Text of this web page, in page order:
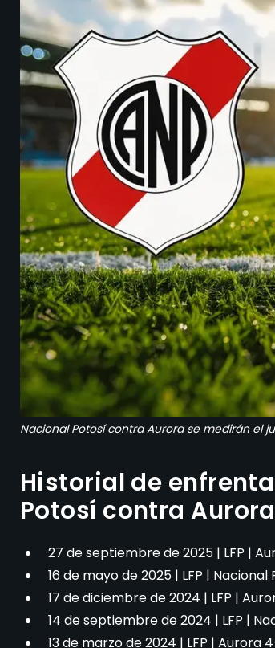
Nacional Potosí contra Aurora se medirán el
Historial de
Potosí contra Aurora
27 de septiembre de 2025 | LFP |
16 de mayo de 2025 | LFP |
17 de diciembre de 2024 | LFP |
14 de septiembre de 2024 | LFP |
13 de marzo de 2024 | LFP | Aurora